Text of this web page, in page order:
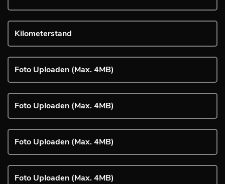
Foto Uploaden (Max. 4MB)
Foto Uploaden (Max. 4MB)
Foto Uploaden (Max. 4MB)
Foto Uploaden (Max. 4MB)